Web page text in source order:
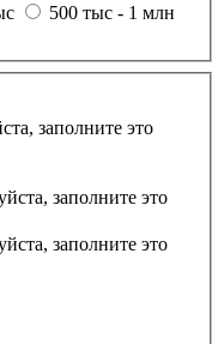
500 тыс - 1 млн
заполните это
заполните это
заполните это